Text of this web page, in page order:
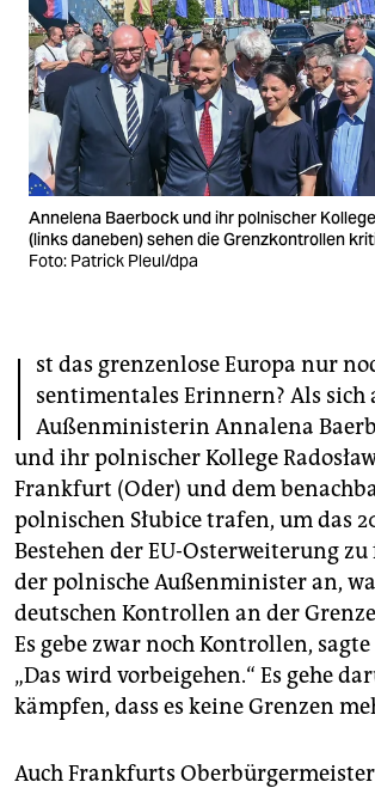
verlag
verlag
veranstaltungen
shop
fragen & hilfe
unterstützen
genossenschaft
epaper login
Annelena Baerbock und ihr polnischer
(links daneben) sehen die Grenzkontrollen
Foto: Patrick Pleul/dpa
I
st das grenzenlose Europa nur
sentimentales Erinnern? Als sich
Außenministerin Annalena
und ihr polnischer Kollege
Frankfurt (Oder) und dem
polnischen Słubice trafen, um das
Bestehen der EU-Osterweiterung
der polnische Außenminister an,
deutschen Kontrollen an der
Es gebe zwar noch Kontrollen,
„Das wird vorbeigehen.“ Es gehe
kämpfen, dass es keine Grenzen
Auch Frankfurts Oberbürgermeister